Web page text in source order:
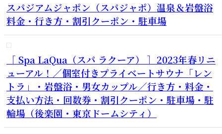
スパジアムジャポン（スパジャポ）温泉＆岩盤浴
料金・行き方・割引クーポン・駐車場
［ Spa LaQua（スパ ラクーア） ］2023年春リニ
ューアル！／個室付きプライベートサウナ「レン
トラ」・岩盤浴・男女カップル／行き方・料金・
支払い方法・回数券・割引クーポン・駐車場・駐
輪場（後楽園・東京ドームシティ）